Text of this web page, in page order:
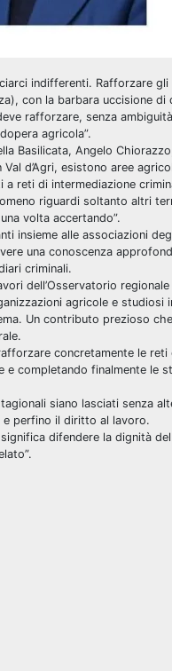
indifferenti. Rafforzare
con la barbara uccisione
rafforzare, senza
agricola”.
Basilicata, Angelo
d’Agri, esistono aree
reti di intermediazione
riguardi soltanto altri
volta accertando”.
insieme alle associazioni
una conoscenza
criminali.
dell’Osservatorio
agricole e studiosi
Un contributo prezioso
concretamente le
completando finalmente le
siano lasciati senza
perfino il diritto al lavoro.
difendere la dignità